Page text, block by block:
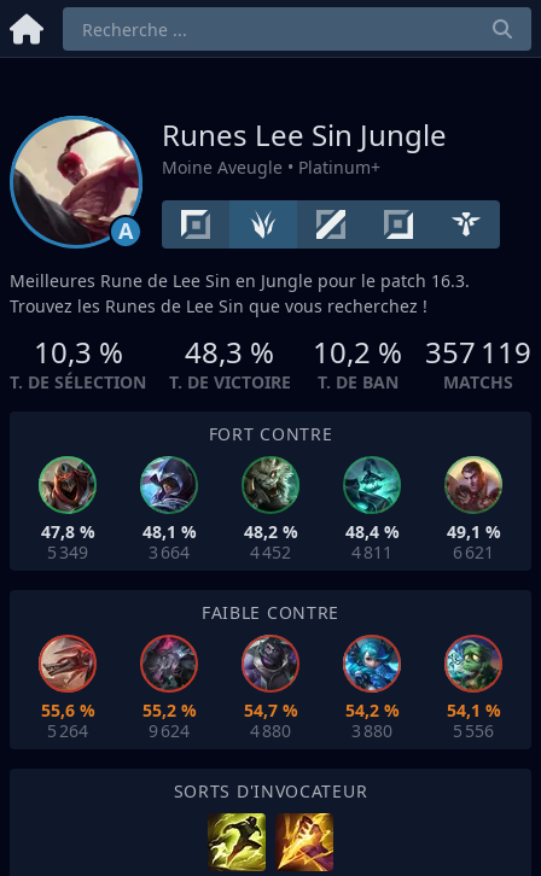
A
Runes Lee Sin Jungle
Moine Aveugle • Platinum+
Meilleures Rune de Lee Sin en Jungle pour le patch 16.3.
Trouvez les Runes de Lee Sin que vous recherchez !
10,3 %
T. DE SÉLECTION
48,3 %
T. DE VICTOIRE
10,2 %
T. DE BAN
357 119
MATCHS
FORT CONTRE
47,8 %
5 349
48,1 %
3 664
48,2 %
4 452
48,4 %
4 811
49,1 %
6 621
FAIBLE CONTRE
55,6 %
5 264
55,2 %
9 624
54,7 %
4 880
54,2 %
3 880
54,1 %
5 556
SORTS D'INVOCATEUR